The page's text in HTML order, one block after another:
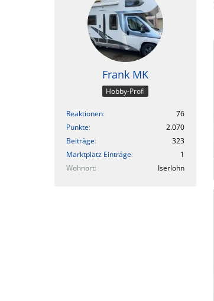
Frank MK
Hobby-Profi
Reaktionen
76
Punkte
2.070
Beiträge
323
Marktplatz Einträge
1
Wohnort
Iserlohn